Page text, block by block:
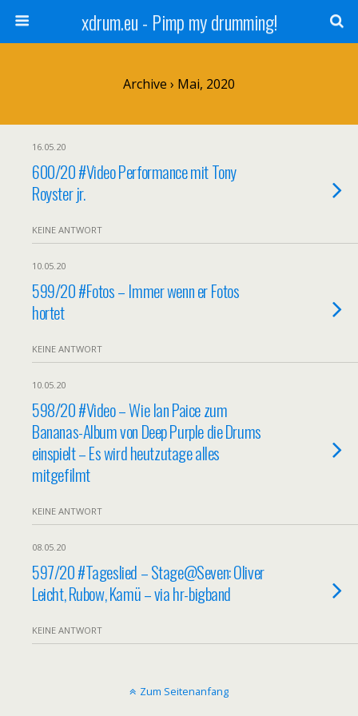
xdrum.eu - Pimp my drumming!
Archive › Mai, 2020
16.05.20
600/20 #Video Performance mit Tony
Royster jr.
KEINE ANTWORT
10.05.20
599/20 #Fotos – Immer wenn er Fotos
hortet
KEINE ANTWORT
10.05.20
598/20 #Video – Wie Ian Paice zum
Bananas-Album von Deep Purple die Drums
einspielt – Es wird heutzutage alles
mitgefilmt
KEINE ANTWORT
08.05.20
597/20 #Tageslied – Stage@Seven: Oliver
Leicht, Rubow, Kamü – via hr-bigband
KEINE ANTWORT
Zum Seitenanfang